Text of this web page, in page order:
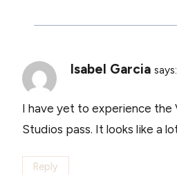
Isabel Garcia says:
I have yet to experience the
Studios pass. It looks like a
Reply